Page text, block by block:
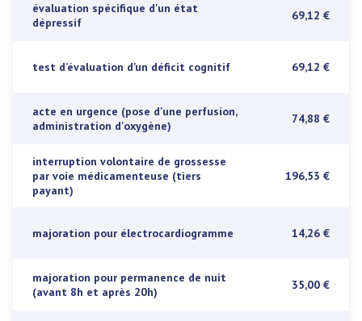
évaluation spécifique d'un état
dépressif
69,12 €
test d’évaluation d’un déficit cognitif 69,12 €
acte en urgence (pose d'une perfusion,
administration d'oxygène)
74,88 €
interruption volontaire de grossesse
par voie médicamenteuse (tiers
payant)
196,53 €
majoration pour électrocardiogramme 14,26 €
majoration pour permanence de nuit
(avant 8h et après 20h)
35,00 €